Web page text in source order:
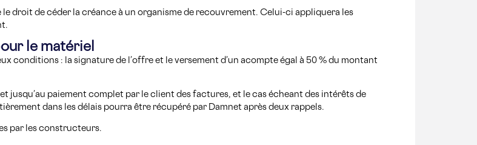
le droit de céder la créance à un organisme de recouvrement. Celui-ci appliquera les
le matériel
conditions : la signature de l’offre et le versement d’un acompte égal à 50 % du montant
jusqu’au paiement complet par le client des factures, et le cas écheant des intérêts de
dans les délais pourra être récupéré par Damnet après deux rappels.
par les constructeurs.